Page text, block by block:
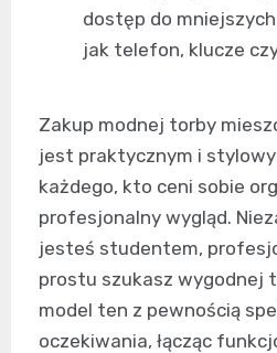
dostęp do
jak telefon, klucze
Zakup modnej torby
jest praktycznym i
każdego, kto ceni sobie
profesjonalny wygląd.
jesteś studentem,
prostu szukasz wygodnej
model ten z pewnością
oczekiwania, łącząc